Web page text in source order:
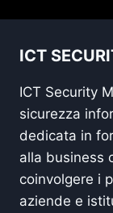
ICT
ICT Security
sicurezza
dedicata in
alla business
coinvolgere i
aziende e